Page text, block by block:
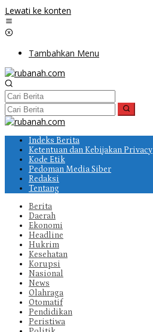
Lewati ke konten
Tambahkan Menu
Indeks Berita
Ketentuan dan Kebijakan Privacy
Kode Etik
Pedoman Media Siber
Redaksi
Tentang
Berita
Daerah
Ekonomi
Headline
Hukrim
Kesehatan
Korupsi
Nasional
News
Olahraga
Otomatif
Pendidikan
Peristiwa